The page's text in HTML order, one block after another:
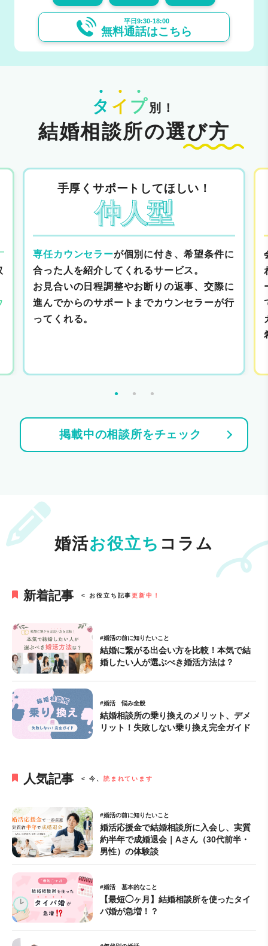
平日9:30-18:00
無料通話はこちら
タ イ プ別！
結婚相談所の選び方
手厚くサポートしてほしい！
仲人型
専任カウンセラーが個別に付き、希望条件に
合った人を紹介してくれるサービス。
お見合いの日程調整やお断りの返事、交際に
進んでからのサポートまでカウンセラーが行
ってくれる。
掲載中の相談所をチェック
婚活お役立ち コラム
新着記事 < お役立ち記事更新中！
#婚活の前に知りたいこと
結婚に繋がる出会い方を比較！本気で結
婚したい人が選ぶべき婚活方法は？
#婚活 悩み全般
結婚相談所の乗り換えのメリット、デメ
リット！失敗しない乗り換え完全ガイド
人気記事 < 今、 読まれています
#婚活の前に知りたいこと
婚活応援金で結婚相談所に入会し、実質
約半年で成婚退会｜Aさん（30代前半・
男性）の体験談
#婚活 基本的なこと
【最短◯ヶ月】結婚相談所を使ったタイ
パ婚が急増！？